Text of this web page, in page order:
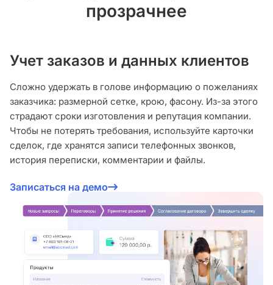
прозрачнее
Учет заказов и данных клиентов
Сложно удержать в голове информацию о пожеланиях
заказчика: размерной сетке, крою, фасону. Из-за этого
страдают сроки изготовления и репутация компании.
Чтобы не потерять требования, используйте карточки
сделок, где хранятся записи телефонных звонков,
история переписки, комментарии и файлы.
Записаться на демо